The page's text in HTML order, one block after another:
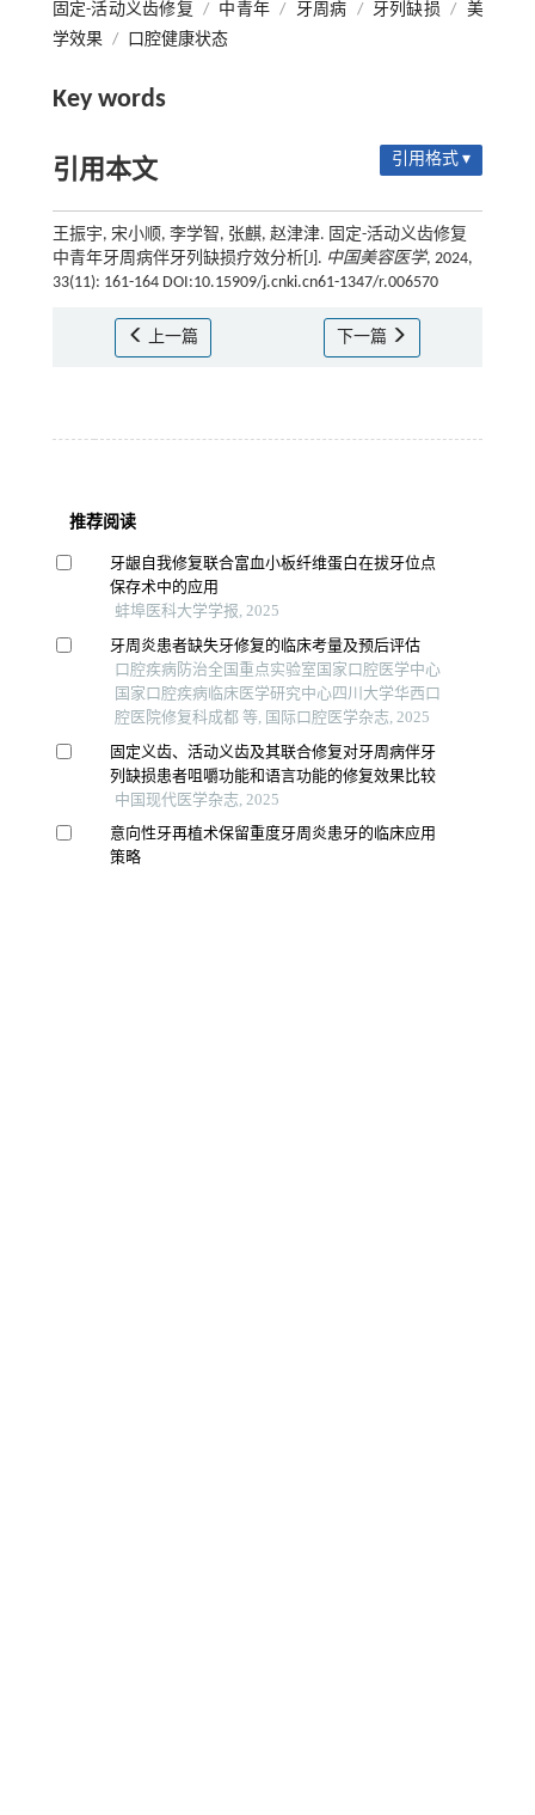
固定-活动义齿修复 / 中青年 / 牙周病 / 牙列缺损 / 美
学效果 / 口腔健康状态
Key words
引用本文 引用格式 ▾
王振宇, 宋小顺, 李学智, 张麒, 赵津津. 固定-活动义齿修复
中青年牙周病伴牙列缺损疗效分析[J]. 中国美容医学, 2024,
33(11): 161-164 DOI:10.15909/j.cnki.cn61-1347/r.006570
上一篇 下一篇